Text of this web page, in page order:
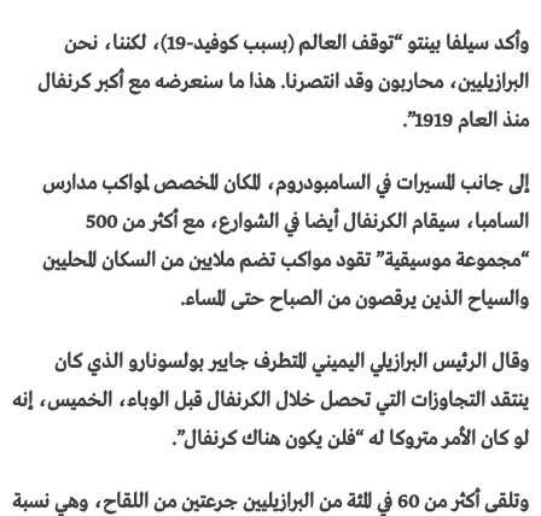
وأكد سيلفا بينتو “توقف العالم (بسبب كوفيد-19)، لكننا، نحن
البرازيليين، محاربون وقد انتصرنا. هذا ما سنعرضه مع أكبر كرنفال
منذ العام 1919”.
إلى جانب المسيرات في السامبودروم، المكان المخصص لمواكب مدارس
السامبا، سيقام الكرنفال أيضا في الشوارع، مع أكثر من 500
“مجموعة موسيقية” تقود مواكب تضم ملايين من السكان المحليين
والسياح الذين يرقصون من الصباح حتى المساء.
وقال الرئيس البرازيلي اليميني المتطرف جايير بولسونارو الذي كان
ينتقد التجاوزات التي تحصل خلال الكرنفال قبل الوباء، الخميس، إنه
لو كان الأمر متروكا له “فلن يكون هناك كرنفال”.
وتلقى أكثر من 60 في المئة من البرازيليين جرعتين من اللقاح، وهي نسبة